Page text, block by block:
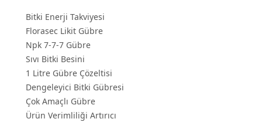
Bitki Enerji Takviyesi
Florasec Likit Gübre
Npk 7-7-7 Gübre
Sıvı Bitki Besini
1 Litre Gübre Çözeltisi
Dengeleyici Bitki Gübresi
Çok Amaçlı Gübre
Ürün Verimliliği Artırıcı